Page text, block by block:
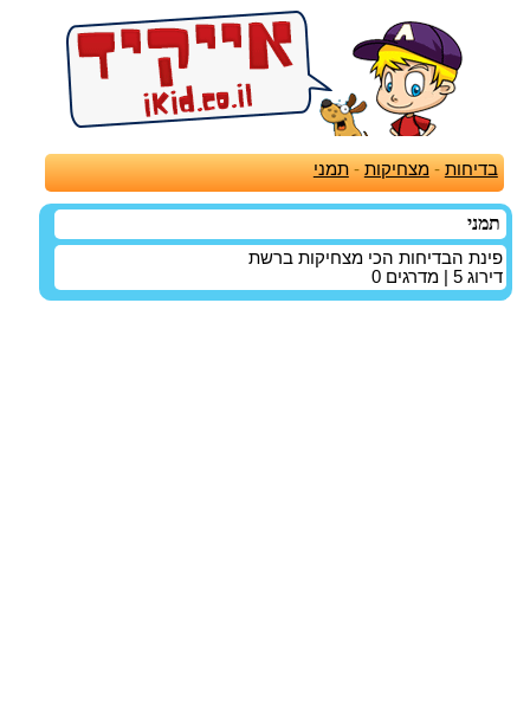
בדיחות -מצחיקות -תמני
תמני
פינת הבדיחות הכי מצחיקות ברשת
דירוג 5 | מדרגים 0